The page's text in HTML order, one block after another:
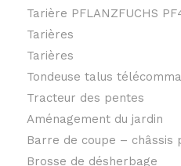
Tarière PFLANZFUCHS
Tarières
Tarières
Tondeuse talus
Tracteur des pentes
Aménagement du jardin
Barre de coupe – châssis
Brosse de désherbage